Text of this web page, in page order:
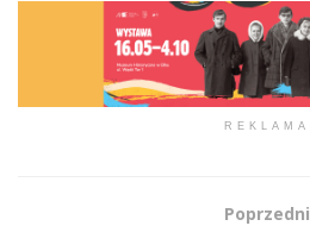
REKLAMA
Poprzedni